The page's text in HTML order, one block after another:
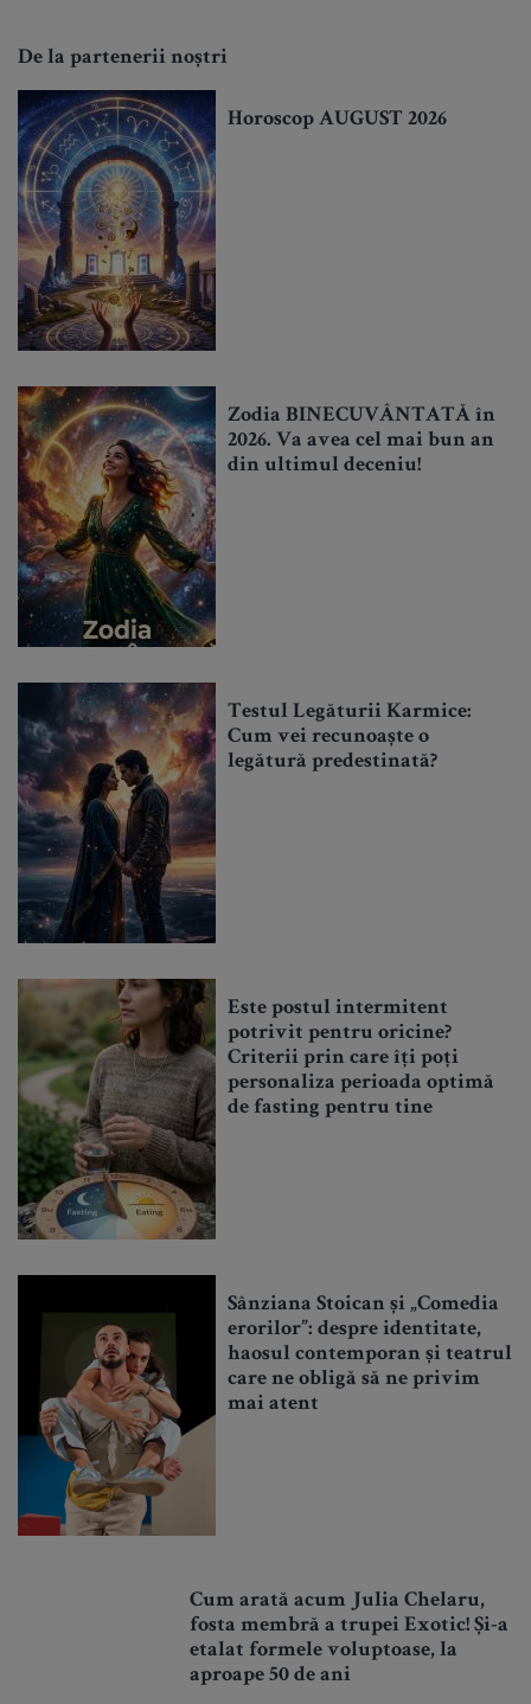
De la partenerii noștri
Horoscop AUGUST 2026
Zodia BINECUVÂNTATĂ în
2026. Va avea cel mai bun an
din ultimul deceniu!
Testul Legăturii Karmice:
Cum vei recunoaște o
legătură predestinată?
Este postul intermitent
potrivit pentru oricine?
Criterii prin care îți poți
personaliza perioada optimă
de fasting pentru tine
Sânziana Stoican și „Comedia
erorilor”: despre identitate,
haosul contemporan și teatrul
care ne obligă să ne privim
mai atent
Cum arată acum Julia Chelaru,
fosta membră a trupei Exotic! Și-a
etalat formele voluptoase, la
aproape 50 de ani